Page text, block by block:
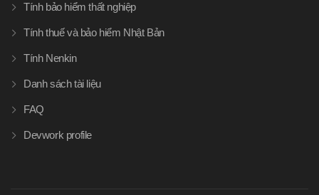
Tính bảo hiểm thất nghiệp
Tính thuế và bảo hiểm Nhật Bản
Tính Nenkin
Danh sách tài liệu
FAQ
Devwork profile